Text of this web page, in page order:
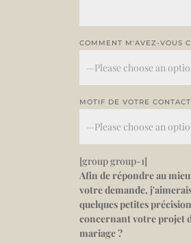
COMMENT M'AVEZ-VOUS
MOTIF DE VOTRE
[group group-1]
Afin de répondre au
votre demande,
quelques petites
concernant votre projet
mariage ?